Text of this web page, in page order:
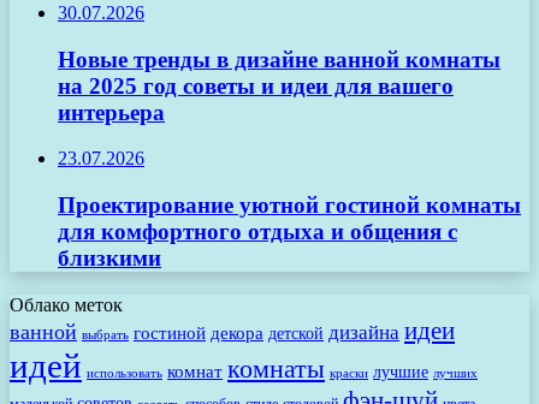
30.07.2026
Новые тренды в дизайне ванной комнаты
на 2025 год советы и идеи для вашего
интерьера
23.07.2026
Проектирование уютной гостиной комнаты
для комфортного отдыха и общения с
близкими
Облако меток
ванной выбрать гостиной декора детской дизайна идеи
идей использовать комнат комнаты краски лучшие лучших